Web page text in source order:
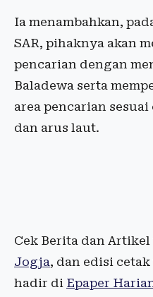
Ia menambahkan,
SAR, pihaknya akan
pencarian dengan
Baladewa serta
area pencarian
dan arus laut.
Cek Berita dan
Jogja, dan edisi
hadir di Epaper